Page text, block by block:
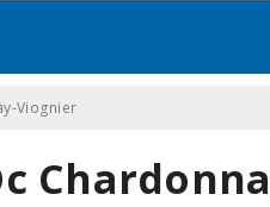
Viognier